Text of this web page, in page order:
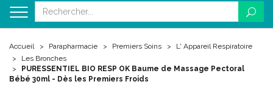
Accueil Parapharmacie Premiers Soins
L' Appareil Respiratoire
Les Bronches
PURESSENTIEL BIO RESP OK Baume de Massage Pectoral
Bébé 30ml - Dès les Premiers Froids